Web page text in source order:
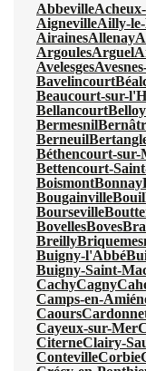
Abbeville
AignevilleAilly-
AirainesAllenay
ArgoulesArguel
Avelesges
Bavelincourt
Beaucourt-sur-
Bellancourt
Bermesnil
Berneuil
Béthencourt-sur-
Bettencourt-
BoismontBonnay
Bougainville
Bourseville
BovellesBoves
Breilly
Buigny-l'Abbé
Buigny-Saint-
CachyCagny
Camps-en-
Caours
Cayeux-sur-Mer
CiterneClairy-
ContevilleCorbie